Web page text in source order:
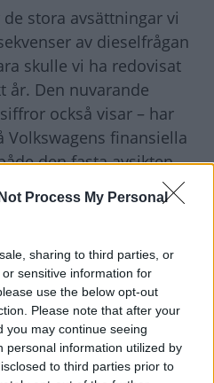
Process My Personal
sharing to third parties, or
sensitive information for
use the below opt-out
Please note that after your
you may continue seeing
personal information utilized by
to third parties prior to
stora avsättningar vi
av dieselfrågan
skulle vi ha redovisat
år. Den nuvarande
också visar – har
Volkswagens finansiella
den fasta avsikten
den svåra situation
resurser,
kan återuppbygga